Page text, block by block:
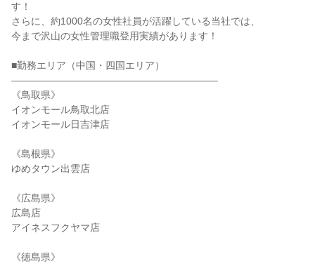
す！
さらに、約1000名の女性社員が活躍している当社では、
今まで沢山の女性管理職登用実績があります！
■勤務エリア（中国・四国エリア）
―――――――――――――――――――――
《鳥取県》
イオンモール鳥取北店
イオンモール日吉津店
《島根県》
ゆめタウン出雲店
《広島県》
広島店
アイネスフクヤマ店
《徳島県》